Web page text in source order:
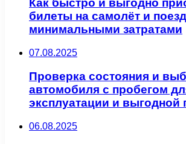
Как быстро и выгодно
билеты на самолёт и
минимальными затратами
07.08.2025
Проверка состояния и
автомобиля с пробегом
эксплуатации и выгодной
06.08.2025